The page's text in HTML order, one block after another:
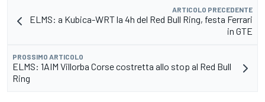
ARTICOLO PRECEDENTE
ELMS: a Kubica-WRT la 4h del Red Bull Ring, festa Ferrari
in GTE
PROSSIMO ARTICOLO
ELMS: 1AIM Villorba Corse costretta allo stop al Red Bull
Ring